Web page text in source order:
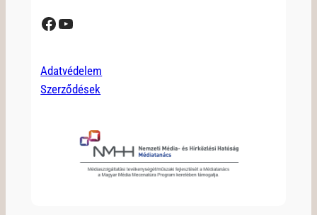
Facebook YouTube
Adatvédelem
Szerződések